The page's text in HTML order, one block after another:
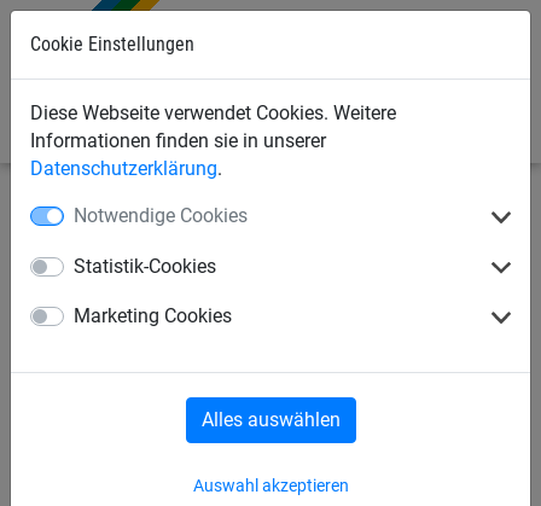
Cookie Einstellungen
Diese Webseite verwendet Cookies. Weitere
Informationen finden sie in unserer
Datenschutzerklärung.
Notwendige Cookies
Statistik-Cookies
Marketing Cookies
Auswahl akzeptieren
Alles auswählen
Sportnetze Fußballtornetze und Zubehör
Tornetz "Ultra" aus
Polyethylen, ca. 4,5 mm in
Flecht/Flecht-Technik - pro